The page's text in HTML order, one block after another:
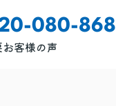
080-868
お客様の声